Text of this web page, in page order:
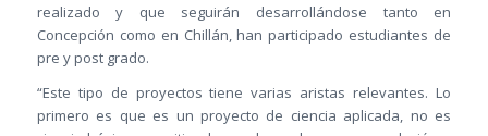
realizado y que seguirán desarrollándose tanto en
Concepción como en Chillán, han participado estudiantes de
pre y post grado.
“Este tipo de proyectos tiene varias aristas relevantes. Lo
primero es que es un proyecto de ciencia aplicada, no es